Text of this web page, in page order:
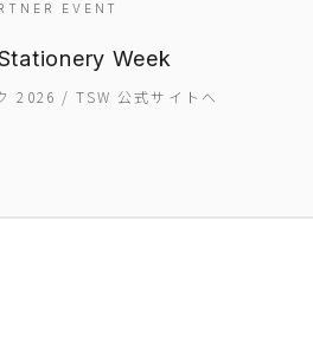
EVENT
Week
2026 / TSW 公式サイトへ